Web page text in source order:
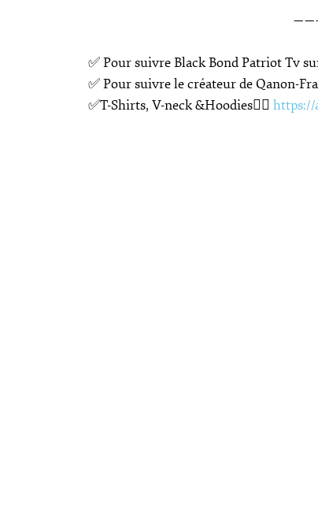
✅ Pour suivre Black Bond Patriot Tv sur
✅ Pour suivre le créateur de Qanon-
✅T-Shirts, V-neck &Hoodies👉🏽 https://